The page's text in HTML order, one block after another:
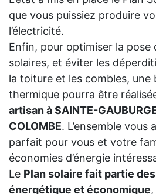
que vous puissiez produire
l’électricité.
Enfin, pour optimiser la pose
solaires, et éviter les
la toiture et les combles, une
thermique pourra être
artisan à SAINTE-
COLOMBE. L’ensemble
parfait pour vous et votre
économies d’énergie
Le Plan solaire fait partie
énergétique et économique